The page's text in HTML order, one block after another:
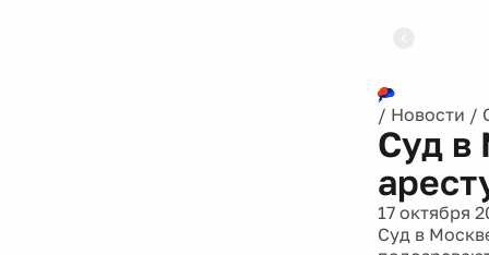
/ Новости /
Суд в
17 октября
Суд в